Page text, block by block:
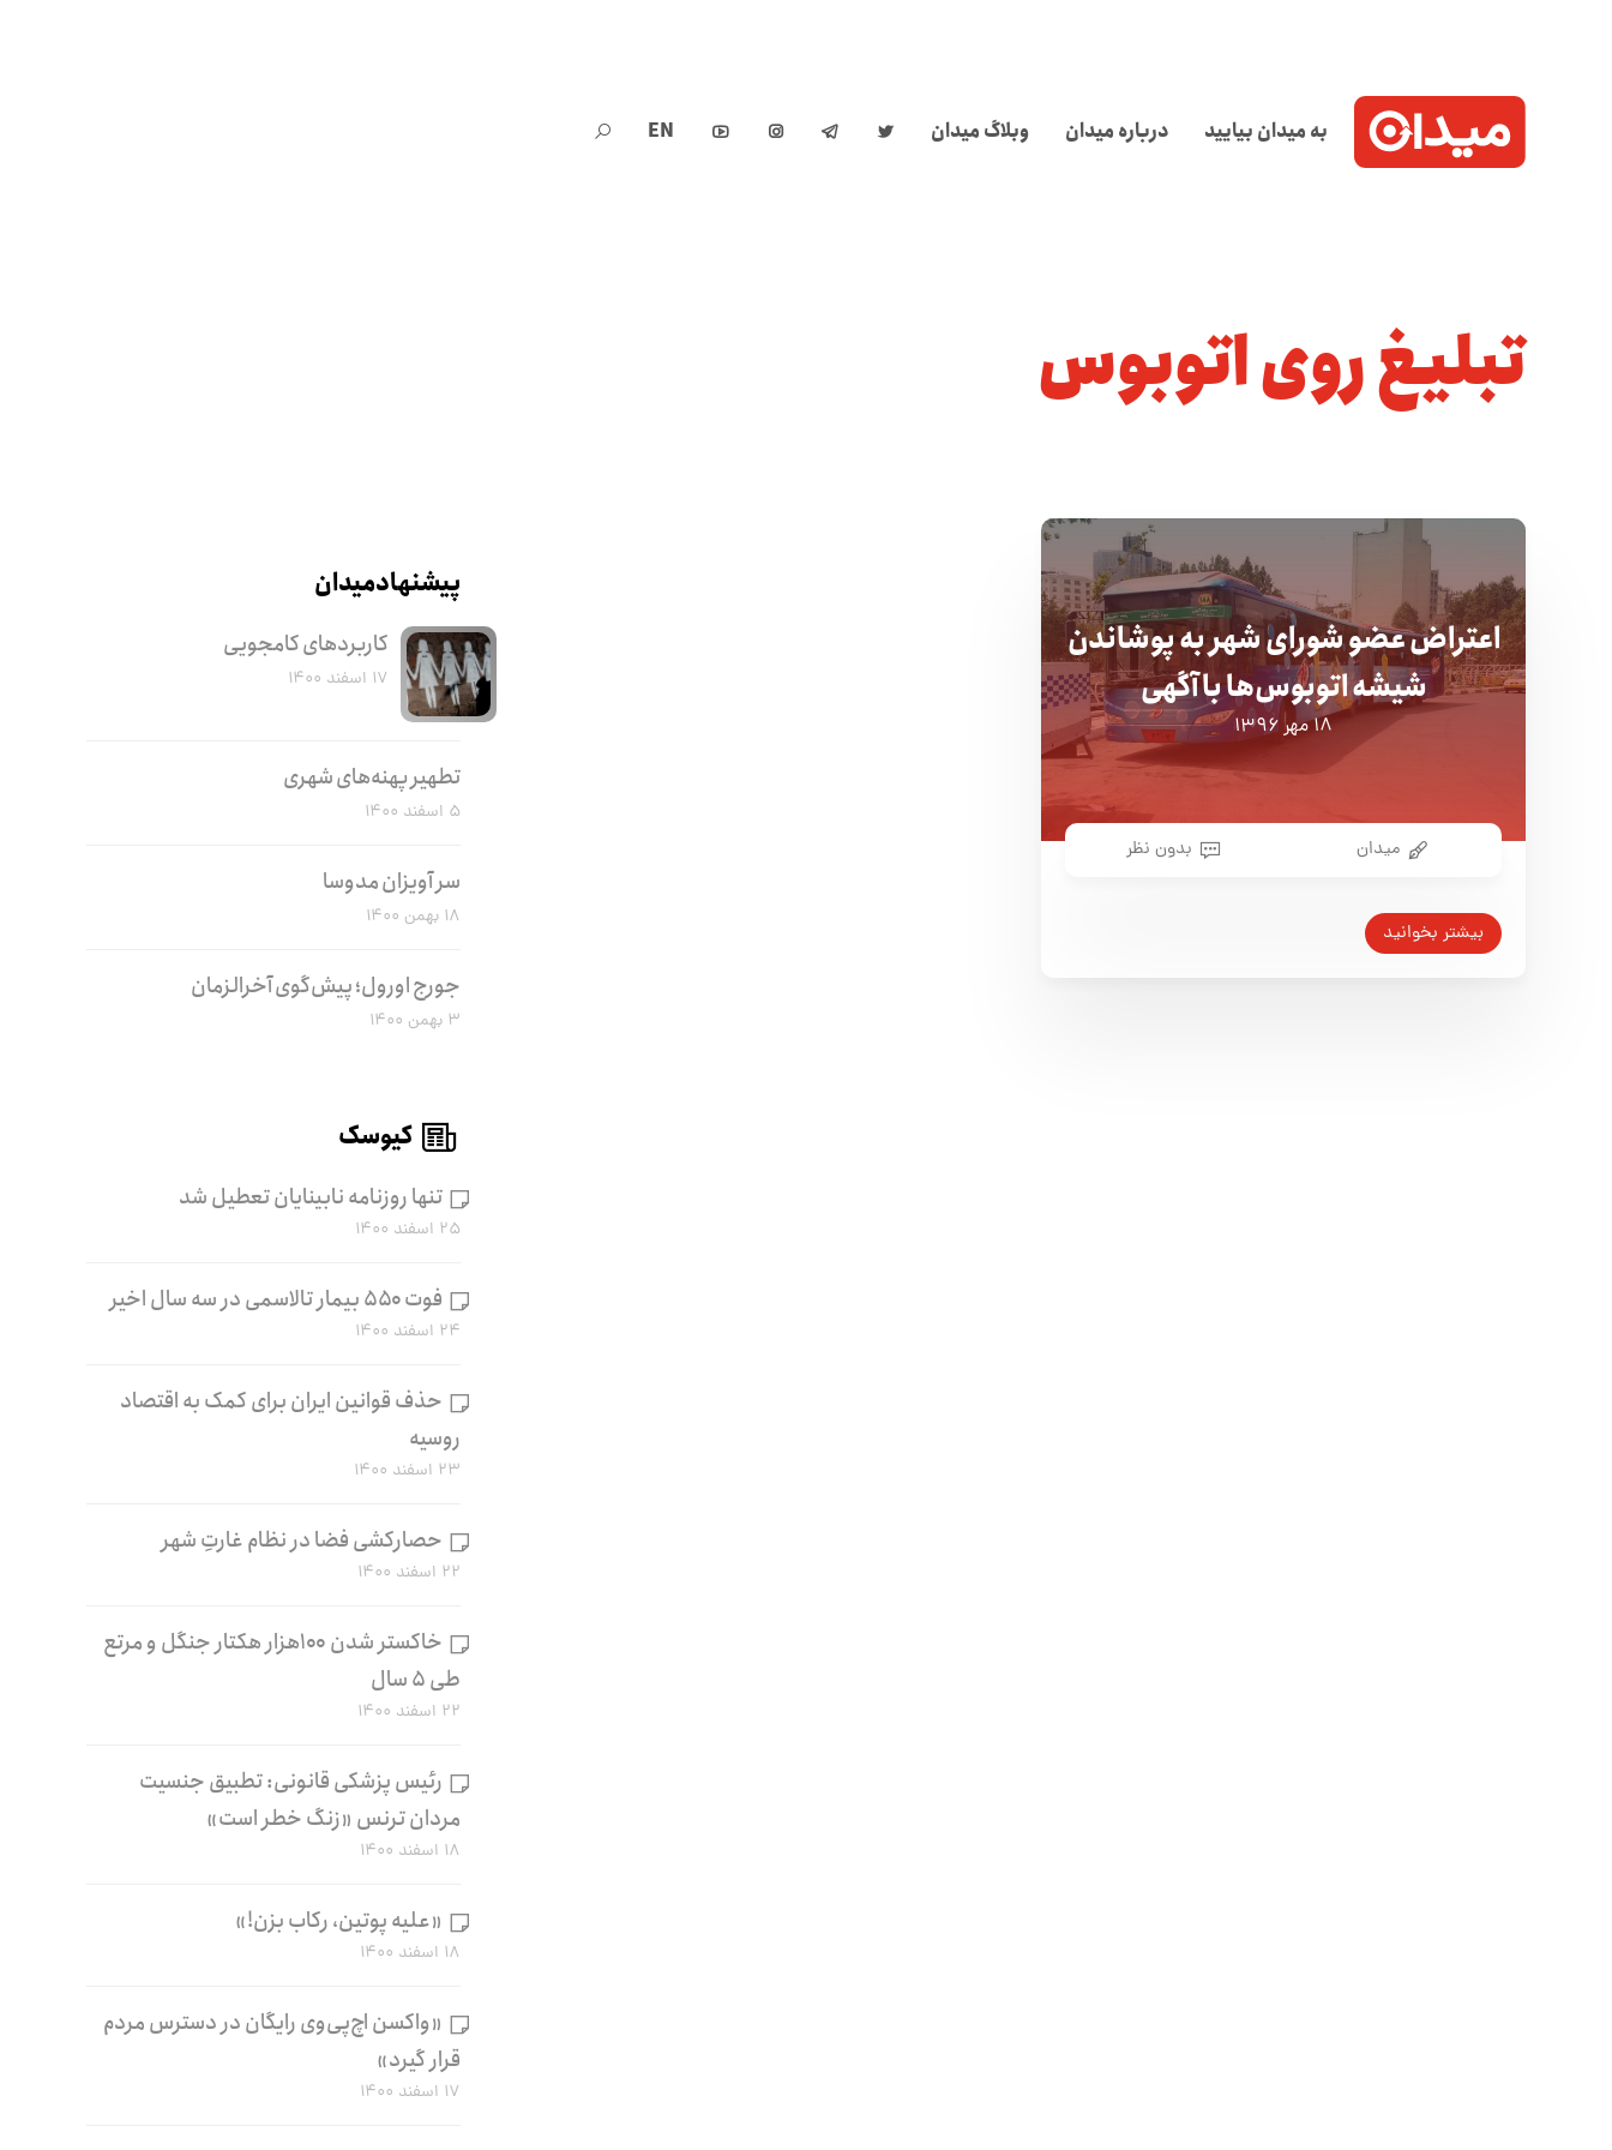
به میدان بیایید درباره میدان وبلاگ میدان 



EN

تبلیغ روی اتوبوس
اعتراض عضو شورای شهر به پوشاندن
شیشه اتوبوس‌ها با آگهی
۱۸ مهر ۱۳۹۶
میدان بدون نظر
بیشتر بخوانید
پیشنهاد میدان
کاربرد‌های کامجویی
۱۷ اسفند ۱۴۰۰
تطهیر پهنه‌های شهری
۵ اسفند ۱۴۰۰
سر آویزان مدوسا
۱۸ بهمن ۱۴۰۰
جورج اورول؛ پیش‌گوی آخرالزمان
۳ بهمن ۱۴۰۰
کیوسک
تنها روزنامه نابینایان تعطیل شد
۲۵ اسفند ۱۴۰۰
فوت ۵۵۰ بیمار تالاسمی در سه سال اخیر
۲۴ اسفند ۱۴۰۰
حذف قوانین ایران برای کمک به اقتصاد
روسیه
۲۳ اسفند ۱۴۰۰
حصارکشی فضا در نظام غارتِ شهر
۲۲ اسفند ۱۴۰۰
خاکستر شدن ۱۰۰هزار هکتار جنگل و مرتع
طی ۵ سال
۲۲ اسفند ۱۴۰۰
رئیس پزشکی قانونی: تطبیق جنسیت
مردان ترنس «زنگ خطر است»
۱۸ اسفند ۱۴۰۰
«علیه پوتین، رکاب بزن!»
۱۸ اسفند ۱۴۰۰
«واکسن اچ‌پی‌وی رایگان در دسترس مردم
قرار گیرد»
۱۷ اسفند ۱۴۰۰